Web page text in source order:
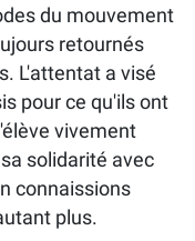
du mouvement
retournés
L'attentat a visé
pour ce qu'ils ont
vivement
solidarité avec
connaissions
plus.